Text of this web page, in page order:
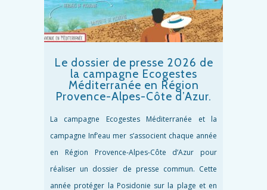
Le dossier de presse 2026 de
la campagne Ecogestes
Méditerranée en Région
Provence-Alpes-Côte d’Azur.
La campagne Ecogestes Méditerranée et la
campagne Inf’eau mer s’associent chaque année
en Région Provence-Alpes-Côte d’Azur pour
réaliser un dossier de presse commun. Cette
année protéger la Posidonie sur la plage et en